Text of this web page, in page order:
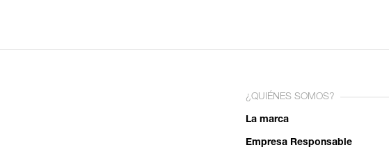
¿QUIÉNES SOMOS?
La marca
Empresa Responsable